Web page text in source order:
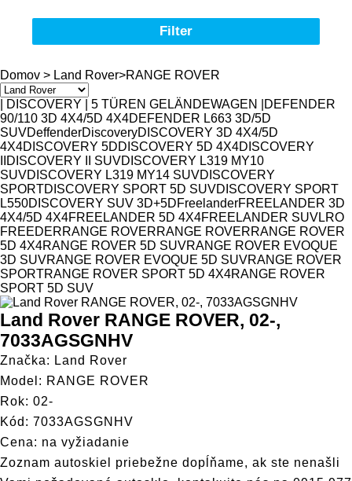
Filter
Autosklá pre všetky typy vozidiel
Značka
Model
Domov > Land Rover>RANGE ROVER
| DISCOVERY | 5 TÜREN GELÄNDEWAGEN |
DEFENDER
90/110 3D 4X4/5D 4X4DEFENDER L663 3D/5D
SUVDeffenderDiscoveryDISCOVERY 3D 4X4/5D
4X4DISCOVERY 5DDISCOVERY 5D 4X4DISCOVERY
DISCOVERY II SUVDISCOVERY L319 MY10
SUVDISCOVERY L319 MY14 SUVDISCOVERY
SPORTDISCOVERY SPORT 5D SUVDISCOVERY SPORT
L550DISCOVERY SUV 3D+5DFreelanderFREELANDER 3D
4X4/5D 4X4FREELANDER 5D 4X4FREELANDER SUVLRO
FREEDERRANGE ROVERRANGE ROVERRANGE ROVER
5D 4X4RANGE ROVER 5D SUVRANGE ROVER EVOQUE
3D SUVRANGE ROVER EVOQUE 5D SUVRANGE ROVER
SPORTRANGE ROVER SPORT 5D 4X4RANGE ROVER
SPORT 5D SUV
Land Rover RANGE ROVER, 02-,
7033AGSGNHV
Značka: Land Rover
Model: RANGE ROVER
Rok: 02-
Kód: 7033AGSGNHV
Cena: na vyžiadanie
Zoznam autoskiel priebežne dopĺňame, ak ste nenašli